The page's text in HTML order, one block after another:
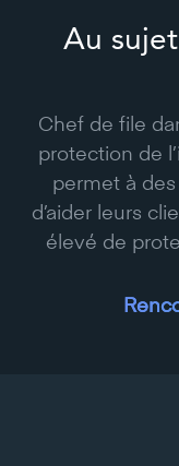
Au
Chef de file
protection de
permet à
d’aider leurs
élevé de